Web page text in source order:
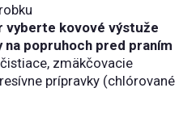
vyberte kovové výstuže
na popruhoch pred praním
zmäkčovacie
prípravky (chlórované